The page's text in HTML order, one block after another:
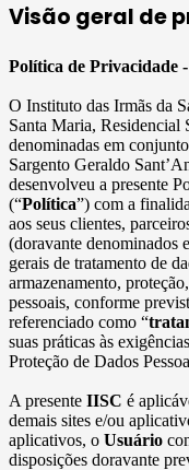
Visão geral de
Política de Privacidade
O Instituto das Irmãs da
Santa Maria, Residencial
denominadas em
Sargento Geraldo
desenvolveu a presente
(“Política”) com a
aos seus clientes,
(doravante denominados
gerais de tratamento de
armazenamento,
pessoais, conforme
referenciado como “
suas práticas às
Proteção de Dados
A presente IISC é
demais sites e/ou
aplicativos, o Usuário
disposições doravante